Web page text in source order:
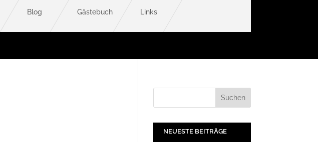
Blog Gästebuch Links
NEUESTE BEITRÄGE